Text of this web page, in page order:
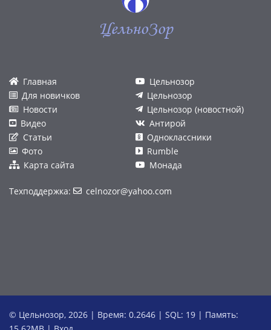
ЦельноЗор
Главная
Для новичков
Новости
Видео
Статьи
Фото
Карта сайта
Цельнозор
Цельнозор
Цельнозор (новостной)
Антирой
Одноклассники
Rumble
Монада
Техподдержка: celnozor@yahoo.com
© Цельнозор, 2026 | Время: 0.2646 | SQL: 19 | Память: